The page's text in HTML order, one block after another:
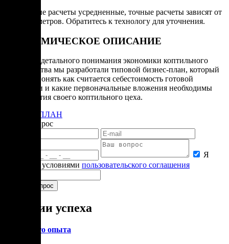
*Указанные расчеты усредненные, точные расчеты зависят от
ряда параметров. Обратитесь к технологу для уточнения.
ЭКОНОМИЧЕСКОЕ ОПИСАНИЕ
Для более детального понимания экономики коптильного
производства мы разработали типовой бизнес-план, который
поможет понять как считается себестоимость готовой
продукции и какие первоначальные вложения необходимы
для открытия своего коптильного цеха.
БИЗНЕС-ПЛАН
Задать вопрос
Я
согласен с условиями пользовательского соглашения
Истории успеха
Из личного опыта